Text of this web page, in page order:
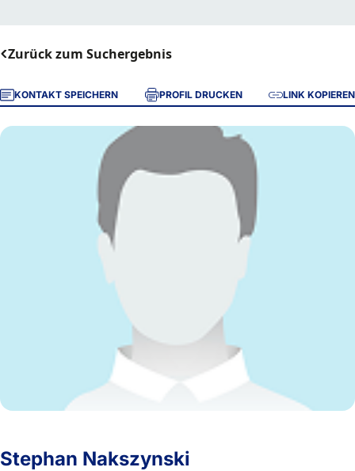
Zurück zum Suchergebnis
KONTAKT SPEICHERN PROFIL DRUCKEN LINK KOPIEREN
Stephan Nakszynski